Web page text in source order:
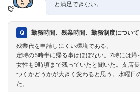
と満足できない。
勤務時間、残業時間、勤務制度について
残業代を申請しにくい環境である。
定時の5時半に帰る事はほぼない。7時には帰
女性も9時頃まで残っていたと聞いた。支店
つくかどうかが大きく変わると思う。水曜日
た。